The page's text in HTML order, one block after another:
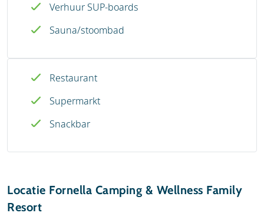
Verhuur SUP-boards
Sauna/stoombad
Restaurant
Supermarkt
Snackbar
Locatie Fornella Camping & Wellness Family
Resort